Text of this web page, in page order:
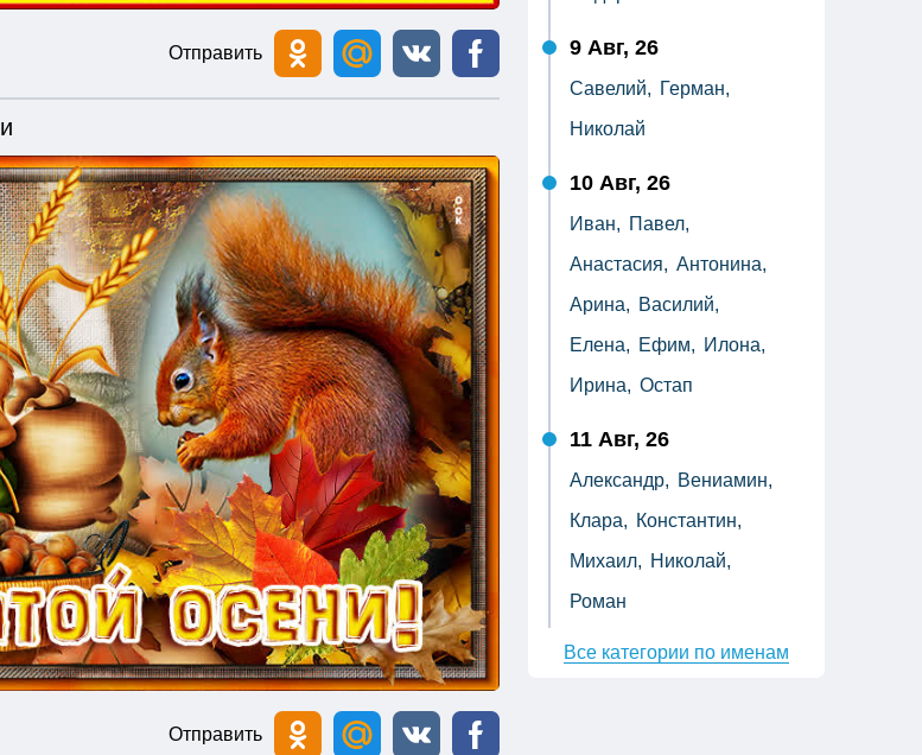
Отправить
Отправить
9 Авг, 26
Савелий, Герман,
Николай
10 Авг, 26
Иван, Павел,
Анастасия, Антонина,
Арина, Василий,
Елена, Ефим, Илона,
Ирина, Остап
11 Авг, 26
Александр, Вениамин,
Клара, Константин,
Михаил, Николай,
Роман
Все категории по именам